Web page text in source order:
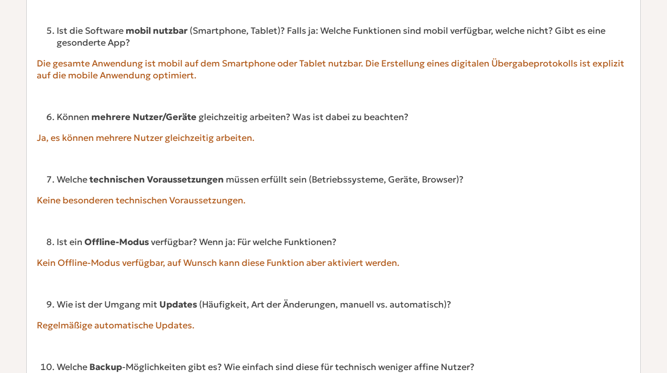
Ist die Software mobil nutzbar(Smartphone, Tablet)? Falls ja: Welche Funktionen sind mobil verfügbar, welche nicht? Gibt es eine
gesonderte App?
Die gesamte Anwendung ist mobil auf dem Smartphone oder Tablet nutzbar. Die Erstellung eines digitalen Übergabeprotokolls ist explizit
auf die mobile Anwendung optimiert.
Können mehrere Nutzer/Gerätegleichzeitig arbeiten? Was ist dabei zu beachten?
Ja, es können mehrere Nutzer gleichzeitig arbeiten.
Welchetechnischen Voraussetzungen müssen erfüllt sein (Betriebssysteme, Geräte, Browser)?
Keine besonderen technischen Voraussetzungen.
Ist ein Offline-Modusverfügbar? Wenn ja: Für welche Funktionen?
Kein Offline-Modus verfügbar, auf Wunsch kann diese Funktion aber aktiviert werden.
Wie ist der Umgang mit Updates(Häufigkeit, Art der Änderungen, manuell vs. automatisch)?
Regelmäßige automatische Updates.
Welche Backup-Möglichkeiten gibt es? Wie einfach sind diese für technisch weniger affine Nutzer?